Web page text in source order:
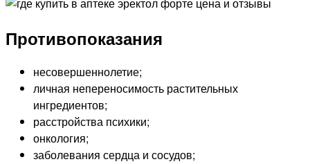
Противопоказания
несовершеннолетие;
личная непереносимость растительных
ингредиентов;
расстройства психики;
онкология;
заболевания сердца и сосудов;